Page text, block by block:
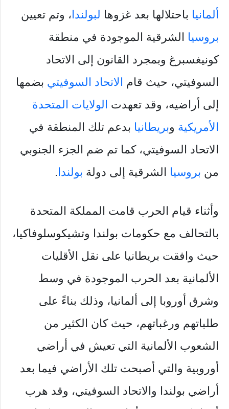
ألمانيا باحتلالها بعد غزوها لبولندا، وتم تعيين
بروسيا الشرقية الموجودة في منطقة
كونيغسبرغ وبمجرد القانون إلى الاتحاد
السوفيتي، حيث قام الاتحاد السوفيتي بضمها
إلى أراضيه، وقد تعهدت الولايات المتحدة
الأمريكية وبريطانيا بدعم تلك المنطقة في
الاتحاد السوفيتي، كما تم ضم الجزء الجنوبي
من بروسيا الشرقية إلى دولة بولندا.
وأثناء قيام الحرب قامت المملكة المتحدة
بالتحالف مع حكومات بولندا وتشيكوسلوفاكيا،
حيث وافقت بريطانيا على نقل الأقليات
الألمانية بعد الحرب الموجودة في وسط
وشرق أوروبا إلى ألمانيا، وذلك بناءً على
طلباتهم ورغباتهم، حيث كان الكثير من
الشعوب الألمانية التي تعيش في أراضي
أوروبية والتي أصبحت تلك الأراضي فيما بعد
أراضي بولندا والاتحاد السوفيتي، وقد هرب